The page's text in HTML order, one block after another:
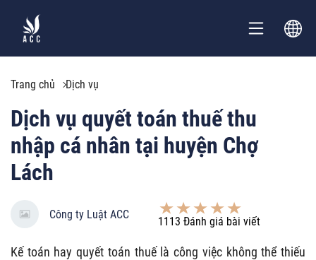
Trang chủ Dịch vụ
Dịch vụ quyết toán thuế thu
nhập cá nhân tại huyện Chợ
Lách
Công ty Luật ACC
1113 Đánh giá bài viết
Kế toán hay quyết toán thuế là công việc không thể thiếu